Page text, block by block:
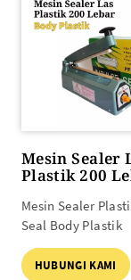
Mesin Sealer
Plastik 200
Mesin Sealer
Seal Body Plastik
HUBUNGI KAMI